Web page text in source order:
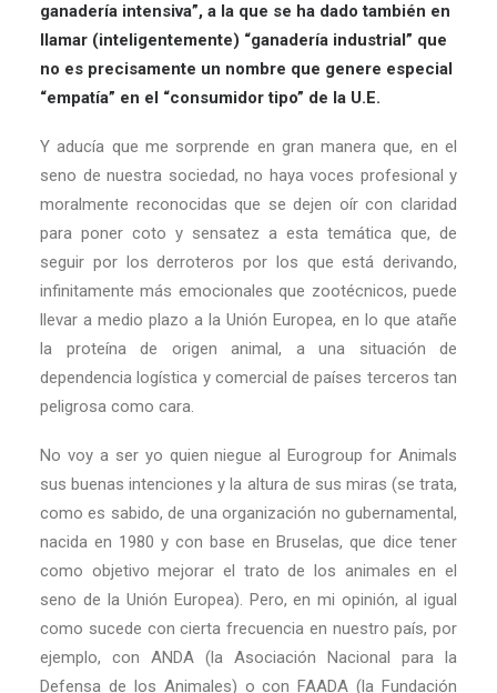
ganadería intensiva”, a la que se ha dado también en
llamar (inteligentemente) “ganadería industrial” que
no es precisamente un nombre que genere especial
“empatía” en el “consumidor tipo” de la U.E.
Y aducía que me sorprende en gran manera que, en el
seno de nuestra sociedad, no haya voces profesional y
moralmente reconocidas que se dejen oír con claridad
para poner coto y sensatez a esta temática que, de
seguir por los derroteros por los que está derivando,
infinitamente más emocionales que zootécnicos, puede
llevar a medio plazo a la Unión Europea, en lo que atañe
la proteína de origen animal, a una situación de
dependencia logística y comercial de países terceros tan
peligrosa como cara.
No voy a ser yo quien niegue al Eurogroup for Animals
sus buenas intenciones y la altura de sus miras (se trata,
como es sabido, de una organización no gubernamental,
nacida en 1980 y con base en Bruselas, que dice tener
como objetivo mejorar el trato de los animales en el
seno de la Unión Europea). Pero, en mi opinión, al igual
como sucede con cierta frecuencia en nuestro país, por
ejemplo, con ANDA (la Asociación Nacional para la
Defensa de los Animales) o con FAADA (la Fundación